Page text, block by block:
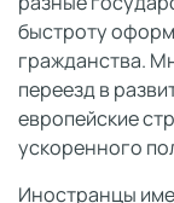
быстроту
гражданства.
переезд в
европейские
ускоренного
Иностранцы